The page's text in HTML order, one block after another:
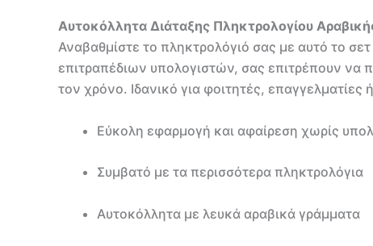
Αυτοκόλλητα Διάταξης Πληκτρολογίου
Αναβαθμίστε το πληκτρολόγιό σας με αυτό το
επιτραπέδιων υπολογιστών, σας επιτρέπουν να
τον χρόνο. Ιδανικό για φοιτητές, επαγγελματίες
Εύκολη εφαρμογή και αφαίρεση χωρίς
Συμβατό με τα περισσότερα πληκτρολόγια
Αυτοκόλλητα με λευκά αραβικά γράμματα